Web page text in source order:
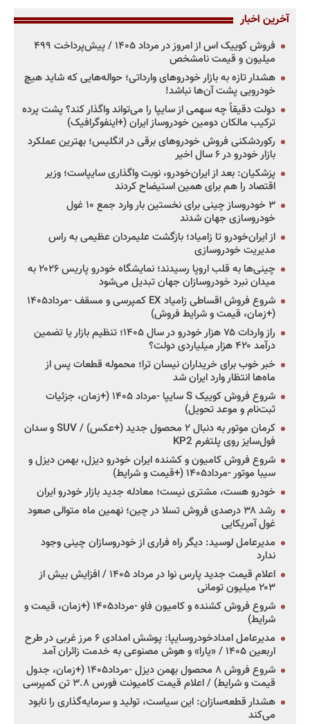
آخرین اخبار
فروش کوییک اس از امروز در مرداد ۱۴۰۵ / پیش‌پرداخت ۴۹۹
میلیون و قیمت نامشخص
هشدار تازه به بازار خودروهای وارداتی؛ حواله‌هایی که شاید هیچ
خودرویی پشت آن‌ها نباشد!
دولت دقیقاً چه سهمی از سایپا را می‌تواند واگذار کند؟ پشت پرده
ترکیب مالکان دومین خودروساز ایران (+اینفوگرافیک)
رکوردشکنی فروش خودروهای برقی در انگلیس؛ بهترین عملکرد
بازار خودرو در ۶ سال اخیر
پزشکیان: بعد از ایران‌خودرو، نوبت واگذاری سایپاست؛ وزیر
اقتصاد را هم برای همین استیضاح کردند
۳ خودروساز چینی برای نخستین بار وارد جمع ۱۰ غول
خودروسازی جهان شدند
از ایران‌خودرو تا زامیاد؛ بازگشت علیمردان عظیمی به راس
مدیریت خودروسازی
چینی‌ها به قلب اروپا رسیدند؛ نمایشگاه خودرو پاریس ۲۰۲۶ به
میدان نبرد خودروسازان جهان تبدیل می‌شود
شروع فروش اقساطی زامیاد EX کمپرسی و مسقف -مرداد۱۴۰۵
(+زمان، قیمت و شرایط فروش)
راز واردات ۷۵ هزار خودرو در سال ۱۴۰۵؛ تنظیم بازار یا تضمین
درآمد ۴۲۰ هزار میلیاردی دولت؟
خبر خوب برای خریداران نیسان ترا؛ محموله قطعات پس از
ماه‌ها انتظار وارد ایران شد
شروع فروش کوییک S سایپا -مرداد ۱۴۰۵ (+زمان، جزئیات
ثبت‌نام و موعد تحویل)
کرمان موتور به دنبال ۲ محصول جدید (+عکس) / SUV و سدان
فول‌سایز روی پلتفرم KP2
شروع فروش کامیون و کشنده ایران خودرو دیزل، بهمن دیزل و
سیبا موتور -مرداد۱۴۰۵ (+قیمت و شرایط)
خودرو هست، مشتری نیست؛ معادله جدید بازار خودرو ایران
رشد ۳۸ درصدی فروش تسلا در چین؛ نهمین ماه متوالی صعود
غول آمریکایی
مدیرعامل لوسید: دیگر راه فراری از خودروسازان چینی وجود
ندارد
اعلام قیمت جدید پارس نوا در مرداد ۱۴۰۵ / افزایش بیش از
۲۰۳ میلیون تومانی
شروع فروش کشنده و کامیون فاو -مرداد۱۴۰۵ (+زمان، قیمت و
شرایط)
مدیرعامل امدادخودروسایپا: پوشش امدادی ۶ مرز غربی در طرح
اربعین ۱۴۰۵ / «یارا» و هوش مصنوعی به خدمت زائران آمد
شروع فروش ۸ محصول بهمن دیزل -مرداد۱۴۰۵ (+زمان، جدول
قیمت و شرایط) / اعلام قیمت کامیونت فورس ۳.۸ تن کمپرسی
هشدار قطعه‌سازان: این سیاست، تولید و سرمایه‌گذاری را نابود
می‌کند